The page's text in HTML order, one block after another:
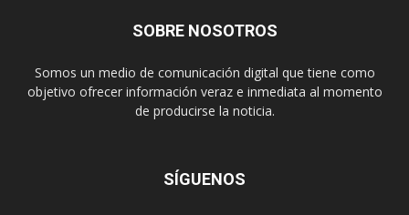
SOBRE NOSOTROS
Somos un medio de comunicación digital que tiene como
objetivo ofrecer información veraz e inmediata al momento
de producirse la noticia.
SÍGUENOS